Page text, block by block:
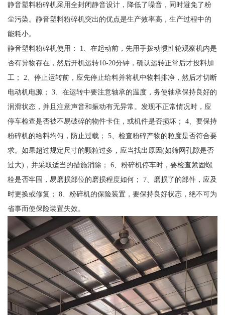
静音塑料粉碎机采用全封闭静音设计，降低了噪音，同时避免了粉
尘污染。静音塑料粉碎机突出的优点是生产效率高，生产过程中的
能耗小。
静音塑料粉碎机使用： 1、在起动前，先用手拨动惯性轮观察机内是
否有异物存在，然后开机运转10-20分钟，确认运转正常后才投料加
工； 2、停止运转前，应先停止给料并将机中物料排净，然后才切断
电动机电源； 3、在运转中要注意轴承的温度，务使轴承保持良好的
润滑状态，并且注意声音和振动有无异常。发现不正常情况时，应
停车检查是否被不易破碎的物件卡住，或机件是否损坏； 4、要保持
粉碎机的给料均匀，防止过载； 5、检查粉碎产物的粒度是否符合要
求。如果超过规定尺寸的颗粒过多，应当找出原因(如筛网孔隙是否
过大)，并采取适当的措施消除； 6、粉碎机停车时，要检查紧固螺
栓是否牢固，易磨损部位的磨损程度如何； 7、磨损了的部件，应及
时更换或修复； 8、粉碎机的保险装置，要保持良好状态，绝不可为
省事而使保险装置失效。